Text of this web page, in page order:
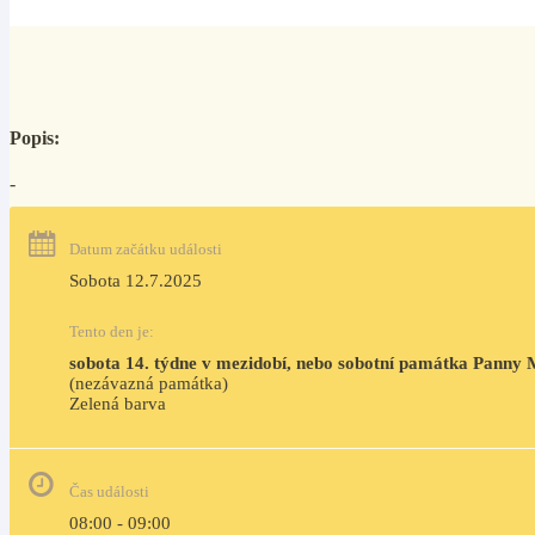
Popis:
-
Datum začátku události
Sobota 12.7.2025
Tento den je:
sobota 14. týdne v mezidobí, nebo sobotní památka Panny
(nezávazná památka)
Zelená
Čas události
08:00 - 09:00